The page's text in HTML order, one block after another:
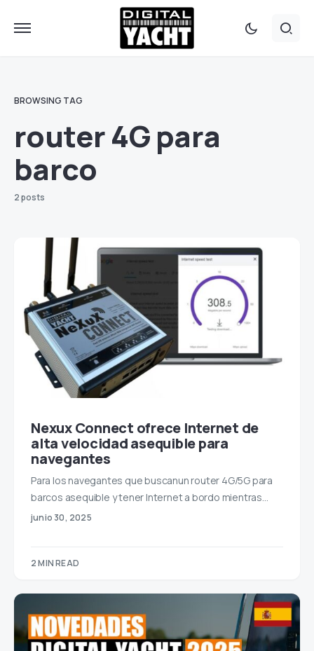
BROWSING TAG
router 4G para
barco
2 posts
Nexux Connect ofrece Internet de
alta velocidad asequible para
navegantes
Para los navegantes que buscanun router 4G/5G para
barcos asequible y tener Internet a bordo mientras…
junio 30, 2025
2 MIN READ